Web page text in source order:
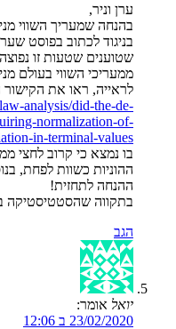
ערן וניר,
בהנחה שמעריך השווי
בניגוד לכתוב בפוסט
שטוענים שטעות זו
ממעריכי השווי בעולם
לראייה, ראו את
analysis/did-the-de-
normalization-of-
in-terminal-values/
בו נמצא כי קרוב לחצי
ההוניות כשוות לפחת,
ההנחה לתחזית!
בתקווה
הגב
יואל אומר:
23/02/2020 ב 12:06